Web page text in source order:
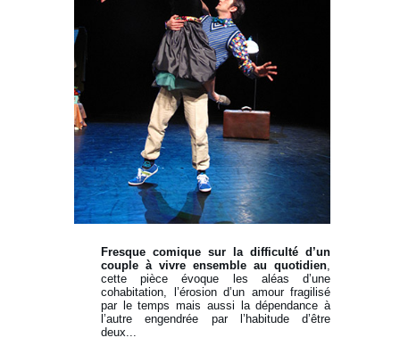
Fresque comique sur la difficulté d’un
couple à vivre ensemble au quotidien,
cette pièce évoque les aléas d’une
cohabitation, l’érosion d’un amour fragilisé
par le temps mais aussi la dépendance à
l’autre engendrée par l’habitude d’être
deux...